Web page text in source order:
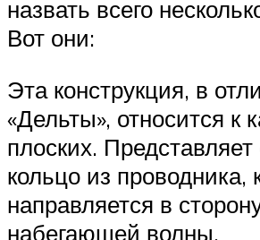
назвать всего
Вот они:
Эта конструкция, в
«Дельты», относится к
плоских. Представляет
кольцо из проводника,
направляется в
набегающей волны.